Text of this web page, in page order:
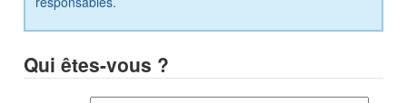
Qui êtes-vous ?